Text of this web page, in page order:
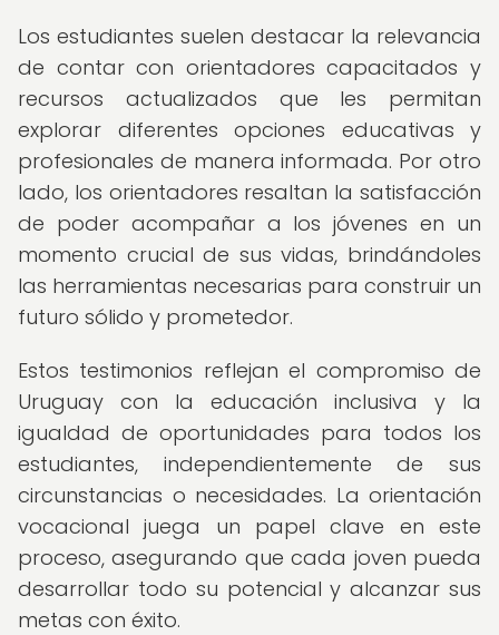
Los estudiantes suelen destacar la relevancia
de contar con orientadores capacitados y
recursos actualizados que les permitan
explorar diferentes opciones educativas y
profesionales de manera informada. Por otro
lado, los orientadores resaltan la satisfacción
de poder acompañar a los jóvenes en un
momento crucial de sus vidas, brindándoles
las herramientas necesarias para construir un
futuro sólido y prometedor.
Estos testimonios reflejan el compromiso de
Uruguay con la educación inclusiva y la
igualdad de oportunidades para todos los
estudiantes, independientemente de sus
circunstancias o necesidades. La orientación
vocacional juega un papel clave en este
proceso, asegurando que cada joven pueda
desarrollar todo su potencial y alcanzar sus
metas con éxito.